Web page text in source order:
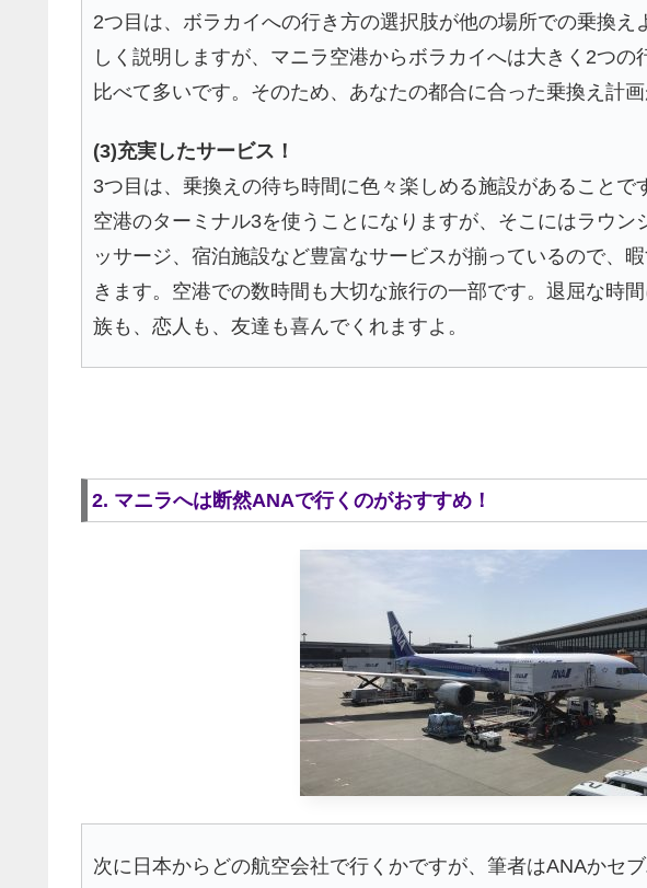
2つ目は、ボラカイへの行き方の選択肢が他の場所での乗換
しく説明しますが、マニラ空港からボラカイへは大きく2つ
比べて多いです。そのため、あなたの都合に合った乗換え計画
(3)充実したサービス！
3つ目は、乗換えの待ち時間に色々楽しめる施設があることで
空港のターミナル3を使うことになりますが、そこにはラウン
ッサージ、宿泊施設など豊富なサービスが揃っているので、
きます。空港での数時間も大切な旅行の一部です。退屈な時
族も、恋人も、友達も喜んでくれますよ。
2. マニラへは断然ANAで行くのがおすすめ！
次に日本からどの航空会社で行くかですが、筆者はANAかセ